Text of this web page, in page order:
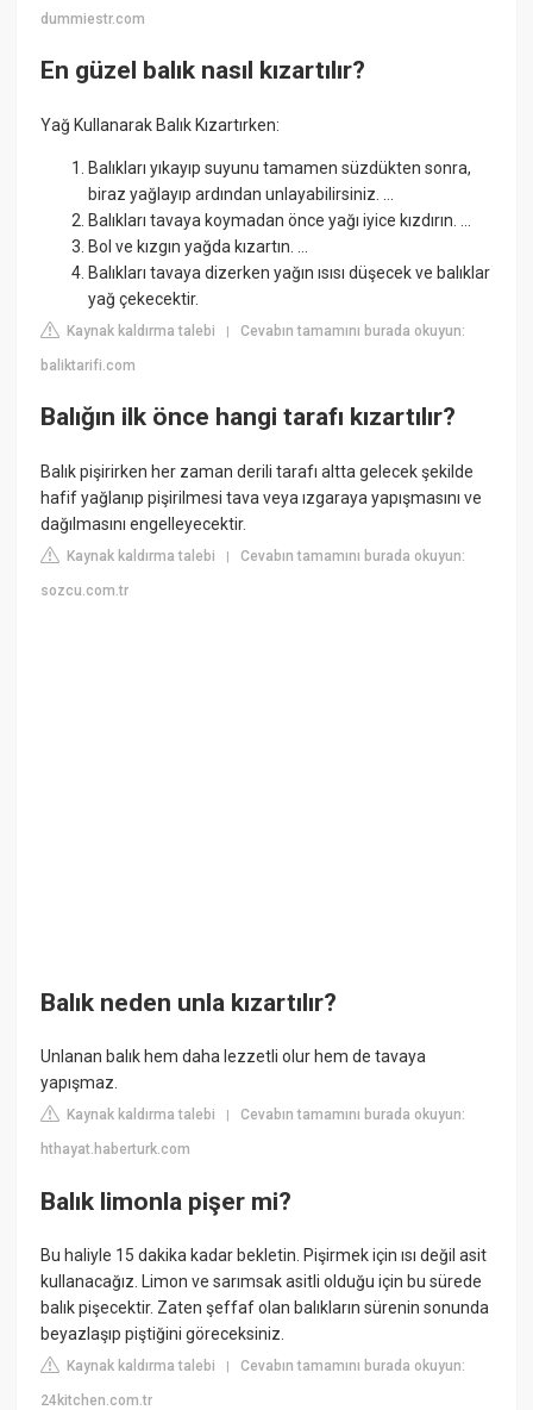
dummiestr.com
En güzel balık nasıl kızartılır?
Yağ Kullanarak Balık Kızartırken:
Balıkları yıkayıp suyunu tamamen süzdükten sonra,
biraz yağlayıp ardından unlayabilirsiniz. ...
Balıkları tavaya koymadan önce yağı iyice kızdırın. ...
Bol ve kızgın yağda kızartın. ...
Balıkları tavaya dizerken yağın ısısı düşecek ve balıklar
yağ çekecektir.
Kaynak kaldırma talebi |Cevabın tamamını burada okuyun:
baliktarifi.com
Balığın ilk önce hangi tarafı kızartılır?
Balık pişirirken her zaman derili tarafı altta gelecek şekilde
hafif yağlanıp pişirilmesi tava veya ızgaraya yapışmasını ve
dağılmasını engelleyecektir.
Kaynak kaldırma talebi |Cevabın tamamını burada okuyun:
sozcu.com.tr
Balık neden unla kızartılır?
Unlanan balık hem daha lezzetli olur hem de tavaya
yapışmaz.
Kaynak kaldırma talebi |Cevabın tamamını burada okuyun:
hthayat.haberturk.com
Balık limonla pişer mi?
Bu haliyle 15 dakika kadar bekletin. Pişirmek için ısı değil asit
kullanacağız. Limon ve sarımsak asitli olduğu için bu sürede
balık pişecektir. Zaten şeffaf olan balıkların sürenin sonunda
beyazlaşıp piştiğini göreceksiniz.
Kaynak kaldırma talebi |Cevabın tamamını burada okuyun:
24kitchen.com.tr